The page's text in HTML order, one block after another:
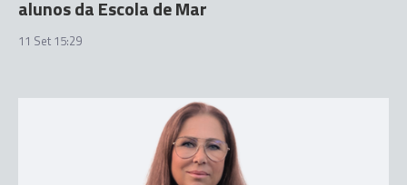
alunos da Escola de Mar
11 Set 15:29